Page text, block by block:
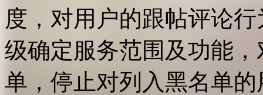
度，对用户的跟帖评论
级确定服务范围及功能
单，停止对列入黑名单